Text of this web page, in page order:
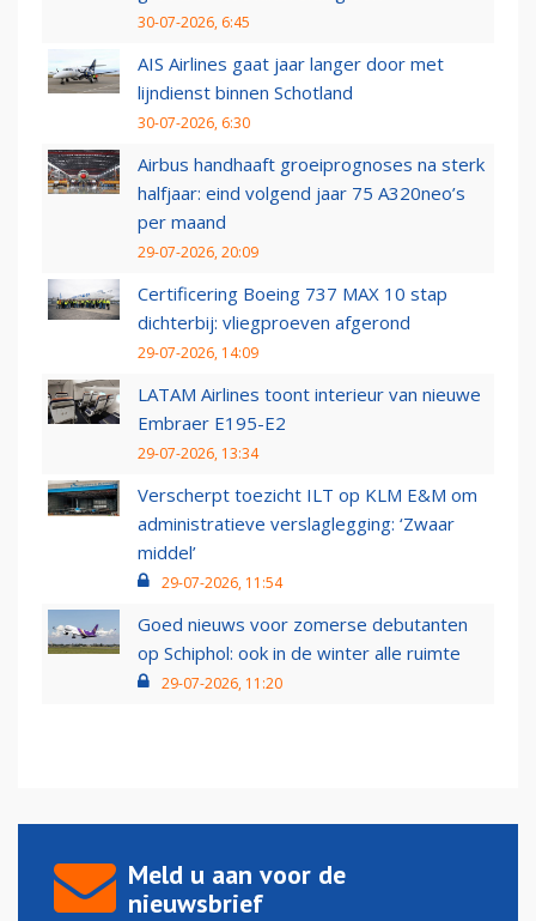
30-07-2026, 6:45
AIS Airlines gaat jaar langer door met
lijndienst binnen Schotland
30-07-2026, 6:30
Airbus handhaaft groeiprognoses na sterk
halfjaar: eind volgend jaar 75 A320neo’s
per maand
29-07-2026, 20:09
Certificering Boeing 737 MAX 10 stap
dichterbij: vliegproeven afgerond
29-07-2026, 14:09
LATAM Airlines toont interieur van nieuwe
Embraer E195-E2
29-07-2026, 13:34
Verscherpt toezicht ILT op KLM E&M om
administratieve verslaglegging: ‘Zwaar
middel’
29-07-2026, 11:54
Goed nieuws voor zomerse debutanten
op Schiphol: ook in de winter alle ruimte
29-07-2026, 11:20
Meld u aan voor de
nieuwsbrief